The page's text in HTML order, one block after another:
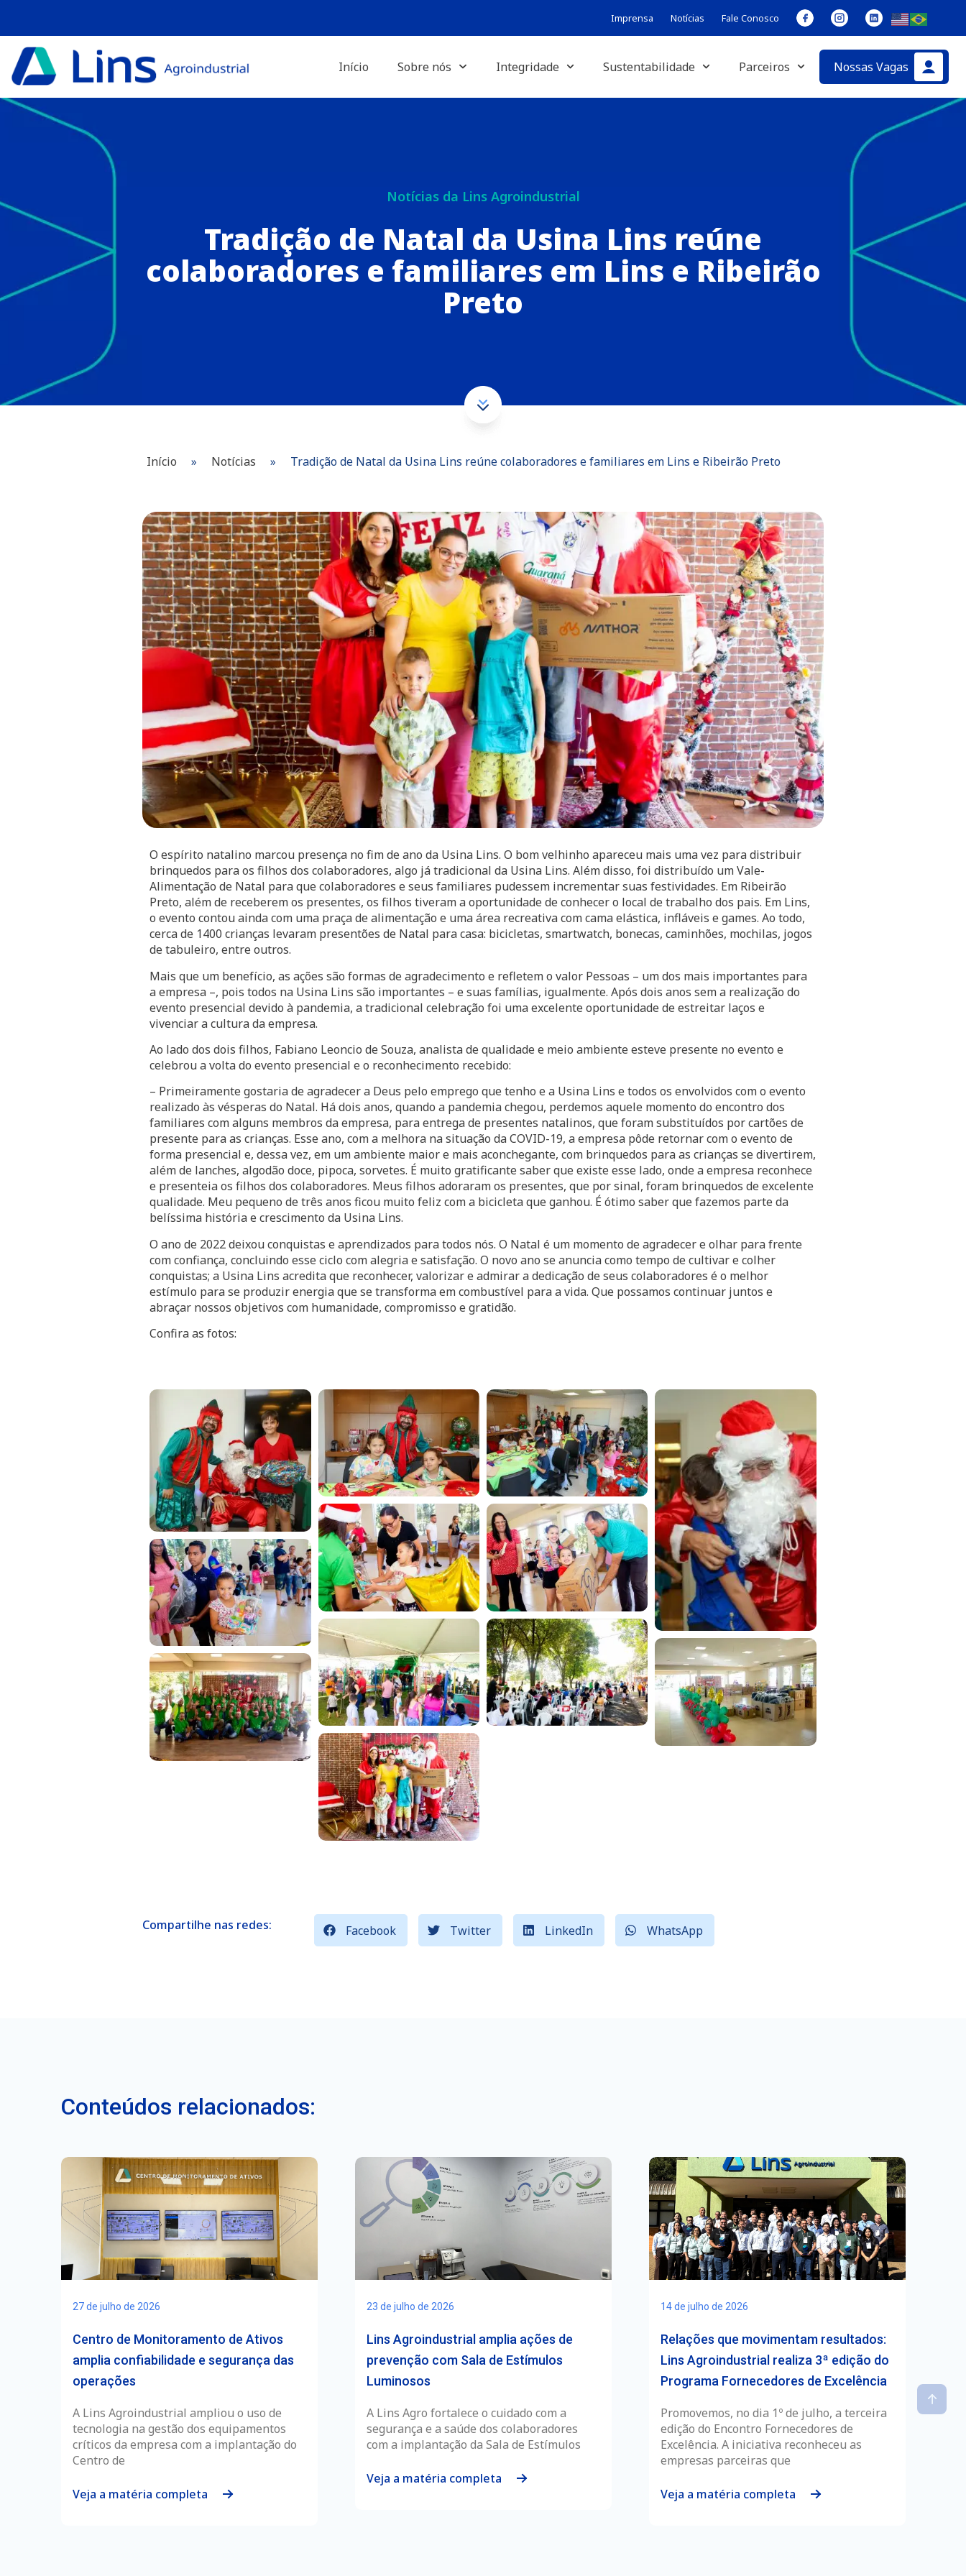
Imprensa Notícias Fale Conosco
Início Sobre nós Integridade Sustentabilidade Parceiros Nossas Vagas
Notícias da Lins Agroindustrial
Tradição de Natal da Usina Lins reúne
colaboradores e familiares em Lins e Ribeirão
Preto
Início » Notícias » Tradição de Natal da Usina Lins reúne colaboradores e familiares em Lins e Ribeirão Preto
O espírito natalino marcou presença no fim de ano da Usina Lins. O bom velhinho apareceu mais uma vez para distribuir
brinquedos para os filhos dos colaboradores, algo já tradicional da Usina Lins. Além disso, foi distribuído um Vale-
Alimentação de Natal para que colaboradores e seus familiares pudessem incrementar suas festividades. Em Ribeirão
Preto, além de receberem os presentes, os filhos tiveram a oportunidade de conhecer o local de trabalho dos pais. Em Lins,
o evento contou ainda com uma praça de alimentação e uma área recreativa com cama elástica, infláveis e games. Ao todo,
cerca de 1400 crianças levaram presentões de Natal para casa: bicicletas, smartwatch, bonecas, caminhões, mochilas, jogos
de tabuleiro, entre outros.
Mais que um benefício, as ações são formas de agradecimento e refletem o valor Pessoas – um dos mais importantes para
a empresa –, pois todos na Usina Lins são importantes – e suas famílias, igualmente. Após dois anos sem a realização do
evento presencial devido à pandemia, a tradicional celebração foi uma excelente oportunidade de estreitar laços e
vivenciar a cultura da empresa.
Ao lado dos dois filhos, Fabiano Leoncio de Souza, analista de qualidade e meio ambiente esteve presente no evento e
celebrou a volta do evento presencial e o reconhecimento recebido:
– Primeiramente gostaria de agradecer a Deus pelo emprego que tenho e a Usina Lins e todos os envolvidos com o evento
realizado às vésperas do Natal. Há dois anos, quando a pandemia chegou, perdemos aquele momento do encontro dos
familiares com alguns membros da empresa, para entrega de presentes natalinos, que foram substituídos por cartões de
presente para as crianças. Esse ano, com a melhora na situação da COVID-19, a empresa pôde retornar com o evento de
forma presencial e, dessa vez, em um ambiente maior e mais aconchegante, com brinquedos para as crianças se divertirem,
além de lanches, algodão doce, pipoca, sorvetes. É muito gratificante saber que existe esse lado, onde a empresa reconhece
e presenteia os filhos dos colaboradores. Meus filhos adoraram os presentes, que por sinal, foram brinquedos de excelente
qualidade. Meu pequeno de três anos ficou muito feliz com a bicicleta que ganhou. É ótimo saber que fazemos parte da
belíssima história e crescimento da Usina Lins.
O ano de 2022 deixou conquistas e aprendizados para todos nós. O Natal é um momento de agradecer e olhar para frente
com confiança, concluindo esse ciclo com alegria e satisfação. O novo ano se anuncia como tempo de cultivar e colher
conquistas; a Usina Lins acredita que reconhecer, valorizar e admirar a dedicação de seus colaboradores é o melhor
estímulo para se produzir energia que se transforma em combustível para a vida. Que possamos continuar juntos e
abraçar nossos objetivos com humanidade, compromisso e gratidão.
Confira as fotos:
Compartilhe nas redes: Facebook Twitter LinkedIn WhatsApp
Conteúdos relacionados:
Centro de Monitoramento de Ativos
amplia confiabilidade e segurança das
operações
27 de julho de 2026
A Lins Agroindustrial ampliou o uso de
tecnologia na gestão dos equipamentos
críticos da empresa com a implantação do
Centro de
Veja a matéria completa
Lins Agroindustrial amplia ações de
prevenção com Sala de Estímulos
Luminosos
23 de julho de 2026
A Lins Agro fortalece o cuidado com a
segurança e a saúde dos colaboradores
com a implantação da Sala de Estímulos
Veja a matéria completa
Relações que movimentam resultados:
Lins Agroindustrial realiza 3ª edição do
Programa Fornecedores de Excelência
14 de julho de 2026
Promovemos, no dia 1º de julho, a terceira
edição do Encontro Fornecedores de
Excelência. A iniciativa reconheceu as
empresas parceiras que
Veja a matéria completa